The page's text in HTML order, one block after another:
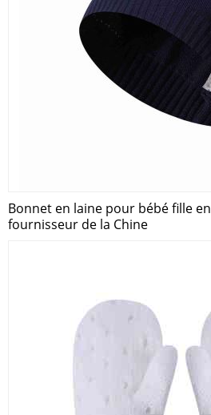
Bonnet en laine pour bébé fille
fournisseur de la Chine